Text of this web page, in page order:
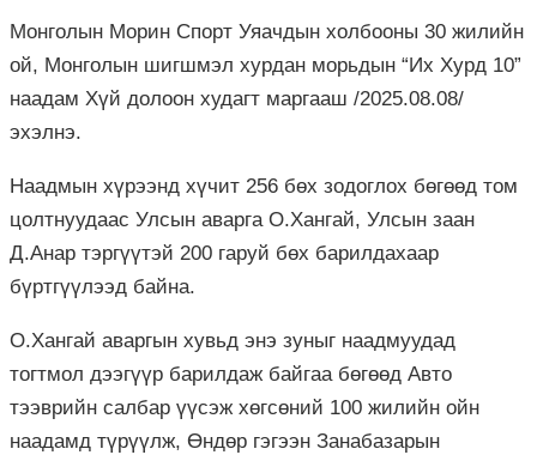
Монголын Морин Спорт Уяачдын холбооны 30 жилийн
ой, Монголын шигшмэл хурдан морьдын “Их Хурд 10”
наадам Хүй долоон худагт маргааш /2025.08.08/
эхэлнэ.
Наадмын хүрээнд хүчит 256 бөх зодоглох бөгөөд том
цолтнуудаас Улсын аварга О.Хангай, Улсын заан
Д.Анар тэргүүтэй 200 гаруй бөх барилдахаар
бүртгүүлээд байна.
О.Хангай аваргын хувьд энэ зуныг наадмуудад
тогтмол дээгүүр барилдаж байгаа бөгөөд Авто
тээврийн салбар үүсэж хөгсөний 100 жилийн ойн
наадамд түрүүлж, Өндөр гэгээн Занабазарын